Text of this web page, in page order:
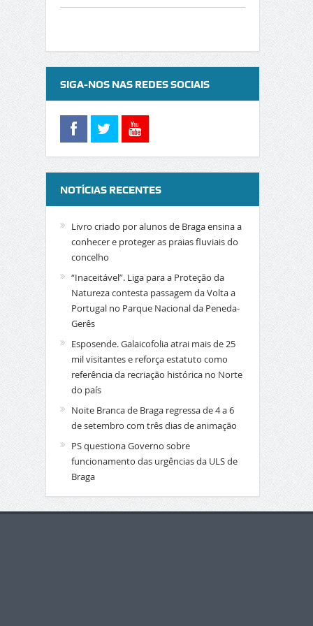
SIGA-NOS NAS REDES SOCIAIS
NOTÍCIAS RECENTES
Livro criado por alunos de Braga ensina a
conhecer e proteger as praias fluviais do
concelho
“Inaceitável”. Liga para a Proteção da
Natureza contesta passagem da Volta a
Portugal no Parque Nacional da Peneda-
Gerês
Esposende. Galaicofolia atrai mais de 25
mil visitantes e reforça estatuto como
referência da recriação histórica no Norte
do país
Noite Branca de Braga regressa de 4 a 6
de setembro com três dias de animação
PS questiona Governo sobre
funcionamento das urgências da ULS de
Braga